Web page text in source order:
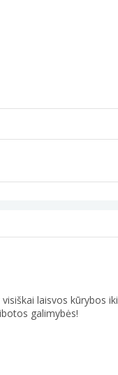
laisvos
galimybės!